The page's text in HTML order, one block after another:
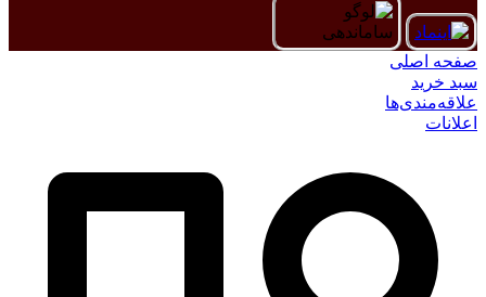
صفحه اصلی
سبد خرید
علاقه‌مندی‌ها
اعلانات